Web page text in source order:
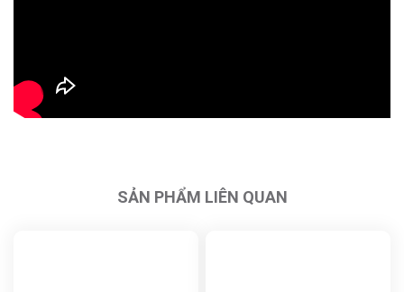
SẢN PHẨM LIÊN QUAN